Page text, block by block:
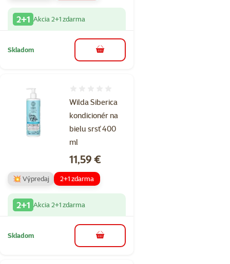
2+1 Akcia 2+1 zdarma
Skladom do košíka
Wilda Siberica
kondicionér na
bielu srsť 400
ml
Cena
11,59 €
💥 Výpredaj 2+1 zdarma
2+1 Akcia 2+1 zdarma
Skladom do košíka